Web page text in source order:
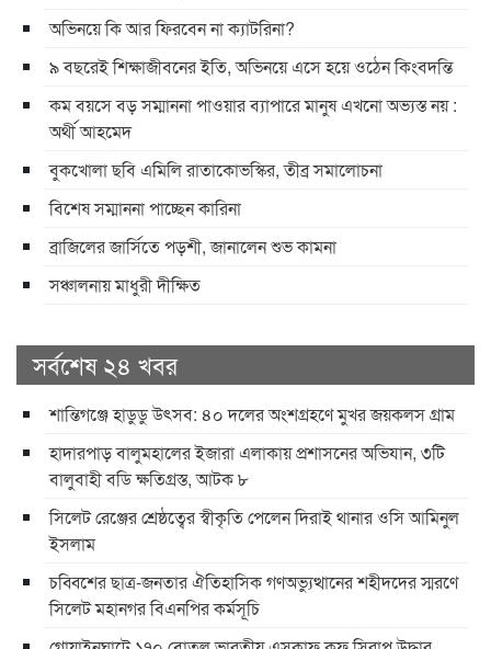
অভিনয়ে কি আর ফিরবেন না ক্যাটরিনা?
৯ বছরেই শিক্ষাজীবনের ইতি, অভিনয়ে এসে হয়ে ওঠেন কিংবদন্তি
কম বয়সে বড় সম্মাননা পাওয়ার ব্যাপারে মানুষ এখনো অভ্যস্ত নয় :
অর্থী আহমেদ
বুকখোলা ছবি এমিলি রাতাকোভস্কির, তীব্র সমালোচনা
বিশেষ সম্মাননা পাচ্ছেন কারিনা
ব্রাজিলের জার্সিতে পড়শী, জানালেন শুভ কামনা
সঞ্চালনায় মাধুরী দীক্ষিত
সর্বশেষ ২৪ খবর
শান্তিগঞ্জে হাডুডু উৎসব: ৪০ দলের অংশগ্রহণে মুখর জয়কলস গ্রাম
হাদারপাড় বালুমহালের ইজারা এলাকায় প্রশাসনের অভিযান, ৩টি
বালুবাহী বডি ক্ষতিগ্রস্ত, আটক ৮
সিলেট রেঞ্জের শ্রেষ্ঠত্বের স্বীকৃতি পেলেন দিরাই থানার ওসি আমিনুল
ইসলাম
চব্বিশের ছাত্র-জনতার ঐতিহাসিক গণঅভ্যুত্থানের শহীদদের স্মরণে
সিলেট মহানগর বিএনপির কর্মসূচি